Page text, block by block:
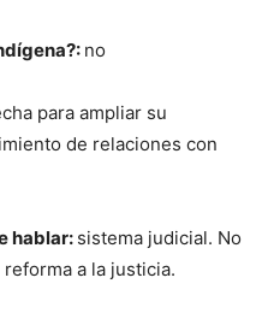
no
para ampliar su
de relaciones con
hablar: sistema judicial. No
a la justicia.